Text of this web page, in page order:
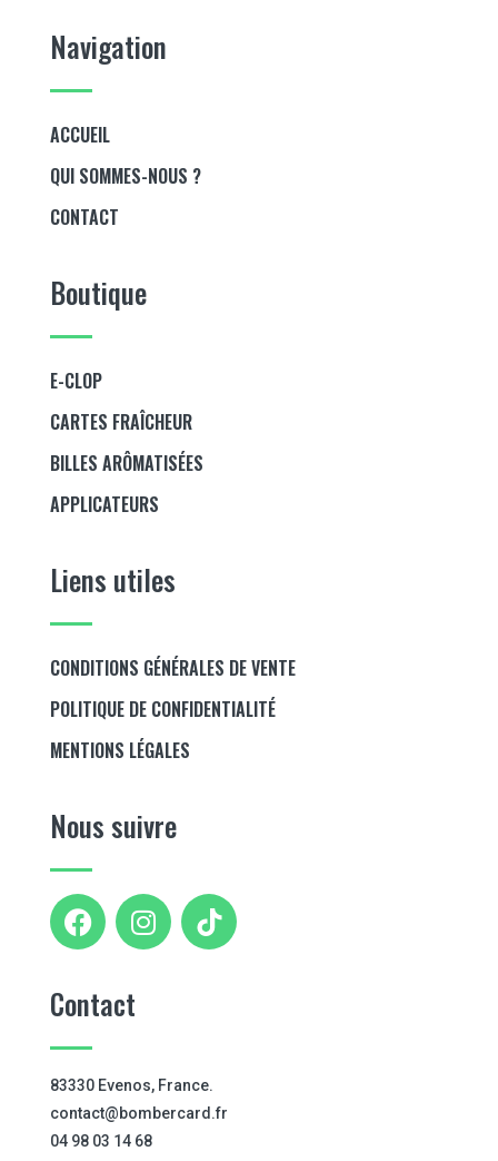
Navigation
ACCUEIL
QUI SOMMES-NOUS ?
CONTACT
Boutique
E-CLOP
CARTES FRAÎCHEUR
BILLES ARÔMATISÉES
APPLICATEURS
Liens utiles
CONDITIONS GÉNÉRALES DE VENTE
POLITIQUE DE CONFIDENTIALITÉ
MENTIONS LÉGALES
Nous suivre
Contact
83330 Evenos, France.
contact@bombercard.fr
04 98 03 14 68